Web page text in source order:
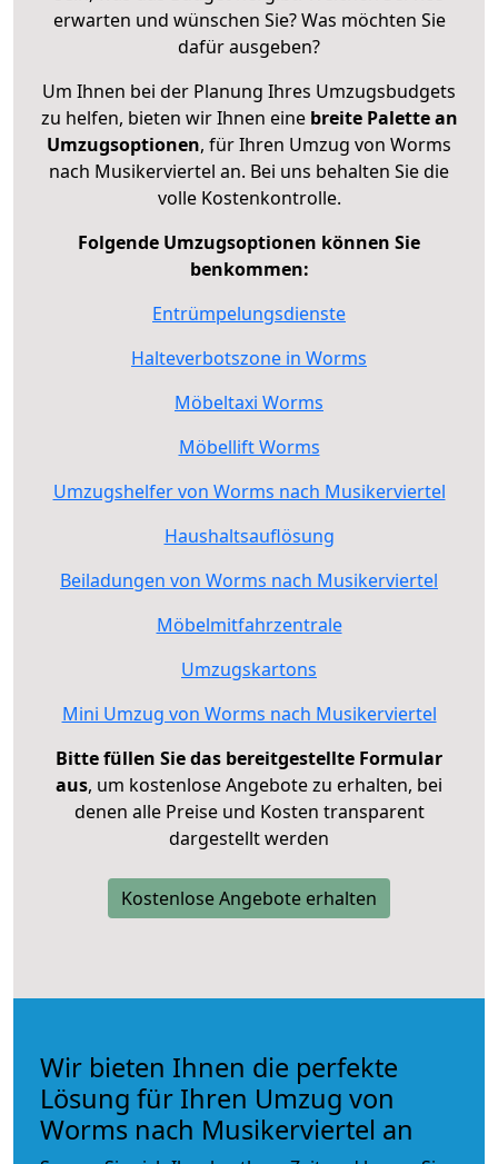
erwarten und wünschen Sie? Was möchten Sie
dafür ausgeben?
Um Ihnen bei der Planung Ihres Umzugsbudgets
zu helfen, bieten wir Ihnen eine breite Palette an
Umzugsoptionen, für Ihren Umzug von Worms
nach Musikerviertel an. Bei uns behalten Sie die
volle Kostenkontrolle.
Folgende Umzugsoptionen können Sie
benkommen:
Entrümpelungsdienste
Halteverbotszone in Worms
Möbeltaxi Worms
Möbellift Worms
Umzugshelfer von Worms nach Musikerviertel
Haushaltsauflösung
Beiladungen von Worms nach Musikerviertel
Möbelmitfahrzentrale
Umzugskartons
Mini Umzug von Worms nach Musikerviertel
Bitte füllen Sie das bereitgestellte Formular
aus, um kostenlose Angebote zu erhalten, bei
denen alle Preise und Kosten transparent
dargestellt werden
Kostenlose Angebote erhalten
Wir bieten Ihnen die perfekte
Lösung für Ihren Umzug von
Worms nach Musikerviertel an